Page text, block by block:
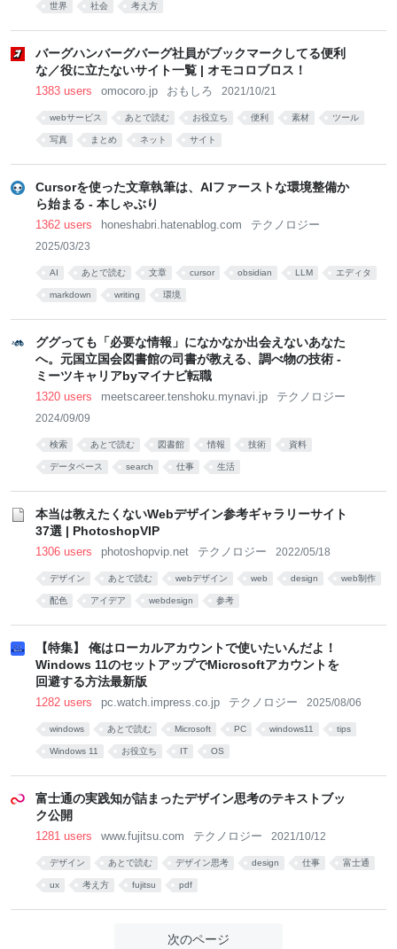
世界 社会 考え方
バーグハンバーグバーグ社員がブックマークしてる便利
な／役に立たないサイト一覧 | オモコロブロス！
1383 users omocoro.jp おもしろ 2021/10/21
webサービス あとで読む お役立ち 便利 素材 ツール
写真 まとめ ネット サイト
Cursorを使った文章執筆は、AIファーストな環境整備か
ら始まる - 本しゃぶり
1362 users honeshabri.hatenablog.com テクノロジー
2025/03/23
AI あとで読む 文章 cursor obsidian LLM エディタ
markdown writing 環境
ググっても「必要な情報」になかなか出会えないあなた
へ。元国立国会図書館の司書が教える、調べ物の技術 -
ミーツキャリアbyマイナビ転職
1320 users meetscareer.tenshoku.mynavi.jp テクノロジー
2024/09/09
検索 あとで読む 図書館 情報 技術 資料
データベース search 仕事 生活
本当は教えたくないWebデザイン参考ギャラリーサイト
37選 | PhotoshopVIP
1306 users photoshopvip.net テクノロジー 2022/05/18
デザイン あとで読む webデザイン web design web制作
配色 アイデア webdesign 参考
【特集】 俺はローカルアカウントで使いたいんだよ！
Windows 11のセットアップでMicrosoftアカウントを
回避する方法最新版
1282 users pc.watch.impress.co.jp テクノロジー 2025/08/06
windows あとで読む Microsoft PC windows11 tips
Windows 11 お役立ち IT OS
富士通の実践知が詰まったデザイン思考のテキストブッ
ク公開
1281 users www.fujitsu.com テクノロジー 2021/10/12
デザイン あとで読む デザイン思考 design 仕事 富士通
ux 考え方 fujitsu pdf
次のページ